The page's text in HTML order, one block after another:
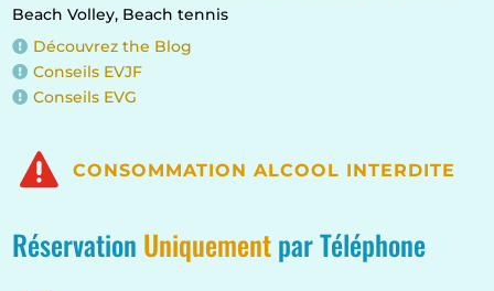
Beach Volley, Beach tennis
 Découvrez the Blog
 Conseils EVJF
 Conseils EVG
 CONSOMMATION ALCOOL INTERDITE
Réservation Uniquementpar Téléphone